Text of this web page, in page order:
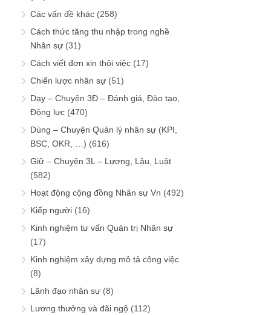
Các vấn đề khác (258)
Cách thức tăng thu nhập trong nghề
Nhân sự (31)
Cách viết đơn xin thôi việc (17)
Chiến lược nhân sự (51)
Dạy – Chuyện 3Đ – Đánh giá, Đào tạo,
Động lực (470)
Dùng – Chuyện Quản lý nhân sự (KPI,
BSC, OKR, …) (616)
Giữ – Chuyện 3L – Lương, Lậu, Luật
(582)
Hoạt động cộng đồng Nhân sự Vn (492)
Kiếp người (16)
Kinh nghiệm tư vấn Quản trị Nhân sự
(17)
Kinh nghiệm xây dựng mô tả công việc
(8)
Lãnh đạo nhân sự (8)
Lương thưởng và đãi ngộ (112)